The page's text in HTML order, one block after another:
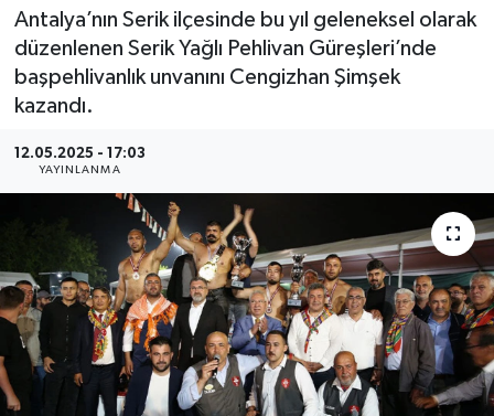
Antalya’nın Serik ilçesinde bu yıl geleneksel olarak
düzenlenen Serik Yağlı Pehlivan Güreşleri’nde
başpehlivanlık unvanını Cengizhan Şimşek
kazandı.
12.05.2025 - 17:03
YAYINLANMA
Ekonomi
Gündem
Günün Manşetleri
Haber Kuşakları
Haberler
KANALV Spor
Kültür Sanat
Tüm Manşetler
Son Dakika Haberleri
Haber Arşivi